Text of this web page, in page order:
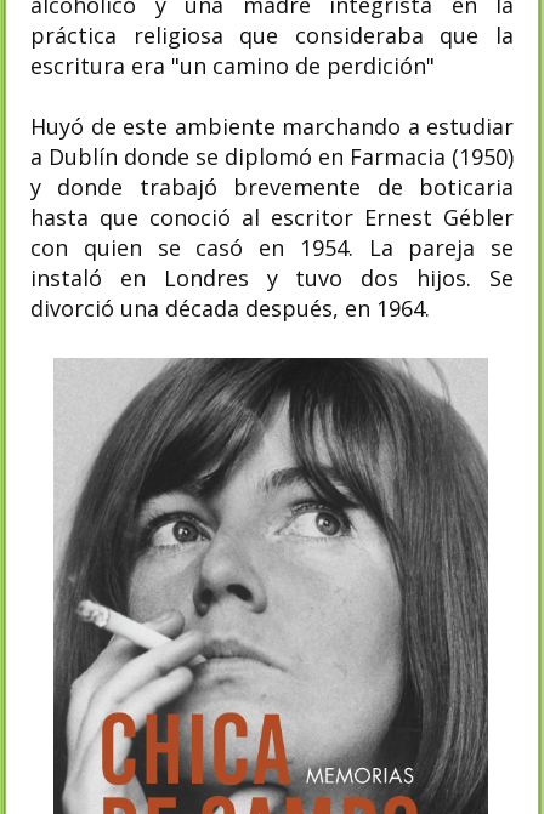
práctica religiosa que consideraba que la
escritura era "un camino de perdición"​
Huyó de este ambiente marchando a estudiar
a Dublín donde se diplomó en Farmacia (1950)
y donde trabajó brevemente de boticaria
hasta que conoció al escritor Ernest Gébler
con quien se casó en 1954. La pareja se
instaló en Londres y tuvo dos hijos. Se
divorció una década después, en 1964.​